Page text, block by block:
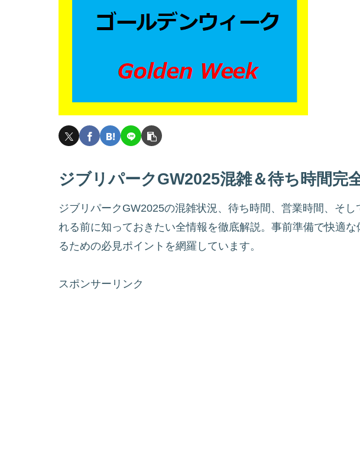
ジブリパークGW2025混雑＆待ち時間完
ジブリパークGW2025の混雑状況、待ち時間、営業時間、そ
れる前に知っておきたい全情報を徹底解説。事前準備で快適
るための必見ポイントを網羅しています。
スポンサーリンク